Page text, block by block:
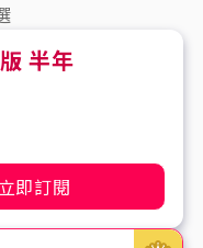
半年
立即訂閱